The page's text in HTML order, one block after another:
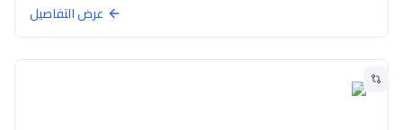
عرض التفاصيل